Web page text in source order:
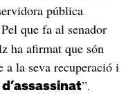
pública
que fa al senador
ha afirmat que són
a la seva recuperació i
”.